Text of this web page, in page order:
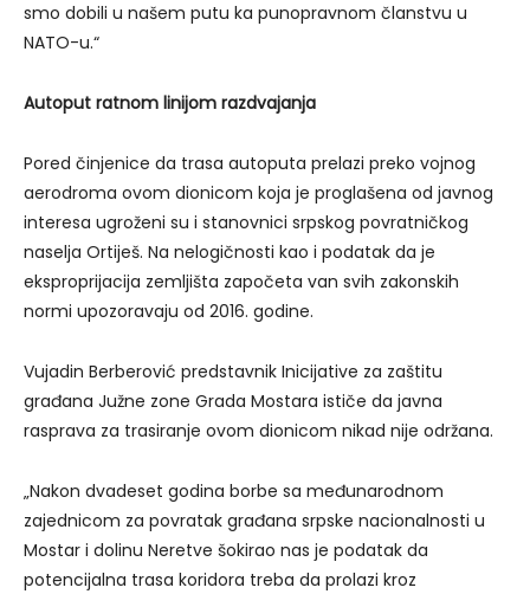
smo dobili u našem putu ka punopravnom članstvu u
NATO-u.“
Autoput ratnom linijom razdvajanja
Pored činjenice da trasa autoputa prelazi preko vojnog
aerodroma ovom dionicom koja je proglašena od javnog
interesa ugroženi su i stanovnici srpskog povratničkog
naselja Ortiješ. Na nelogičnosti kao i podatak da je
eksproprijacija zemljišta započeta van svih zakonskih
normi upozoravaju od 2016. godine.
Vujadin Berberović predstavnik Inicijative za zaštitu
građana Južne zone Grada Mostara ističe da javna
rasprava za trasiranje ovom dionicom nikad nije održana.
„Nakon dvadeset godina borbe sa međunarodnom
zajednicom za povratak građana srpske nacionalnosti u
Mostar i dolinu Neretve šokirao nas je podatak da
potencijalna trasa koridora treba da prolazi kroz